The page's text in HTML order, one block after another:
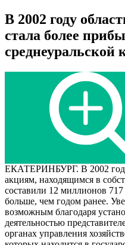
В 2002 году
стала более
среднеуральской
ЕКАТЕРИНБУРГ. В 2002
акциям, находящимся в
составили 12 миллионов
больше, чем годом ранее.
возможным благодаря
деятельностью
органах управления